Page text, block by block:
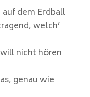
dem Erdball
welch’
nicht hören
genau wie